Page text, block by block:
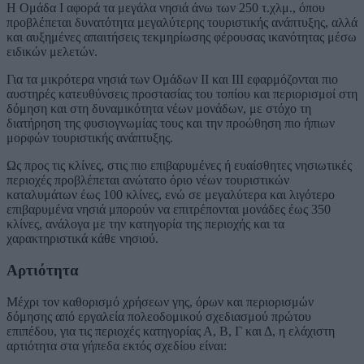
Η Ομάδα Ι αφορά τα μεγάλα νησιά άνω των 250 τ.χλμ., όπου
προβλέπεται δυνατότητα μεγαλύτερης τουριστικής ανάπτυξης, αλλά
και αυξημένες απαιτήσεις τεκμηρίωσης φέρουσας ικανότητας μέσω
ειδικών μελετών.
Για τα μικρότερα νησιά των Ομάδων ΙΙ και ΙΙΙ εφαρμόζονται πιο
αυστηρές κατευθύνσεις προστασίας του τοπίου και περιορισμοί στη
δόμηση και στη δυναμικότητα νέων μονάδων, με στόχο τη
διατήρηση της φυσιογνωμίας τους και την προώθηση πιο ήπιων
μορφών τουριστικής ανάπτυξης.
Ως προς τις κλίνες, στις πιο επιβαρυμένες ή ευαίσθητες νησιωτικές
περιοχές προβλέπεται ανώτατο όριο νέων τουριστικών
καταλυμάτων έως 100 κλίνες, ενώ σε μεγαλύτερα και λιγότερο
επιβαρυμένα νησιά μπορούν να επιτρέπονται μονάδες έως 350
κλίνες, ανάλογα με την κατηγορία της περιοχής και τα
χαρακτηριστικά κάθε νησιού.
Αρτιότητα
Μέχρι τον καθορισμό χρήσεων γης, όρων και περιορισμών
δόμησης από εργαλεία πολεοδομικού σχεδιασμού πρώτου
επιπέδου, για τις περιοχές κατηγορίας Α, Β, Γ και Δ, η ελάχιστη
αρτιότητα στα γήπεδα εκτός σχεδίου είναι: